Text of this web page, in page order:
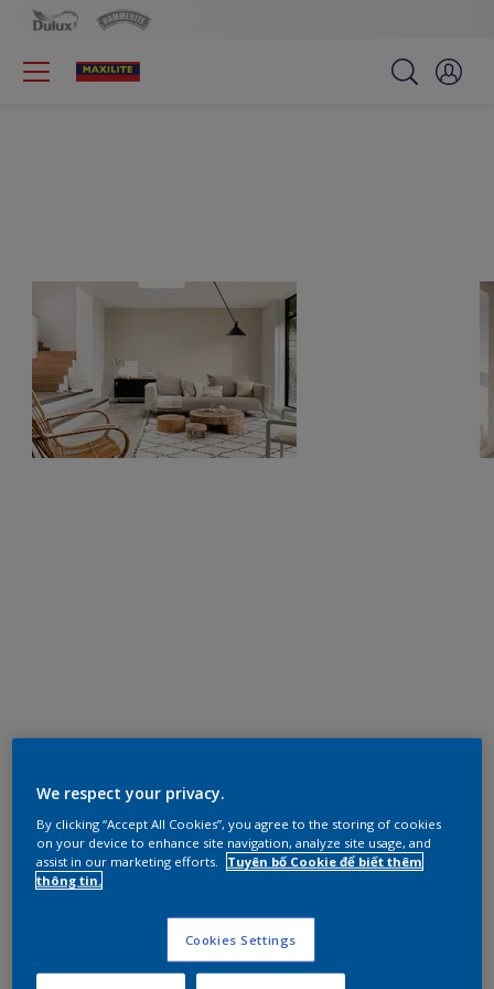
We respect your privacy.
By clicking “Accept All Cookies”, you agree to the storing of cookies
on your device to enhance site navigation, analyze site usage, and
assist in our marketing efforts.
Tuyên bố Cookie để biết thêm
thông tin.
Cookies Settings